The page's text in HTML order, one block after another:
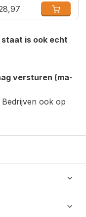
staat is ook echt
versturen (ma-
Bedrijven ook op